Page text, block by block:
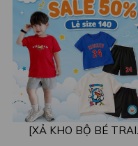
[XẢ KHO BỘ BÉ TRAI